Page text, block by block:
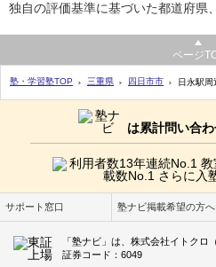
独自の評価基準に基づいた都道府県
ページ
塾・学習塾TOP 三重県 四日市市 日永駅周
は累計問い合
サポート窓口 塾ナビ掲載希望の方へ
「塾ナビ」は、株式会社イトクロ
証券コード：6049